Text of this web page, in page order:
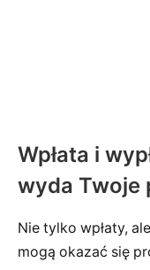
Wpłata i
wyda Twoje
Nie tylko wpłaty,
mogą okazać się